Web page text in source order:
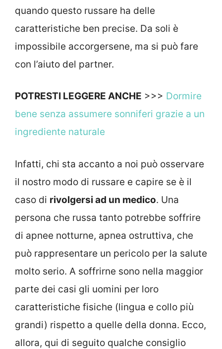
quando questo russare ha delle
caratteristiche ben precise. Da soli è
impossibile accorgersene, ma si può fare
con l’aiuto del partner.
POTRESTI LEGGERE ANCHE >>> Dormire
bene senza assumere sonniferi grazie a un
ingrediente naturale
Infatti, chi sta accanto a noi può osservare
il nostro modo di russare e capire se è il
caso di rivolgersi ad un medico. Una
persona che russa tanto potrebbe soffrire
di apnee notturne, apnea ostruttiva, che
può rappresentare un pericolo per la salute
molto serio. A soffrirne sono nella maggior
parte dei casi gli uomini per loro
caratteristiche fisiche (lingua e collo più
grandi) rispetto a quelle della donna. Ecco,
allora, qui di seguito qualche consiglio